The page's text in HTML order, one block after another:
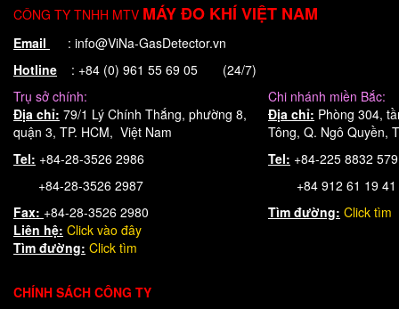
CÔNG TY TNHH MTV MÁY ĐO KHÍ VIỆT NAM
Email
: info@ViNa-GasDetector.vn
Hotline : +84 (0) 961 55 69 05 (24/7)
Trụ sở chính:
Chi nhánh miền Bắc:
Địa chỉ: 79/1 Lý Chính Thắng, phường 8,
quận 3, TP. HCM, Việt Nam
Địa chỉ: Phòng 304,
Tông, Q. Ngô Quyền,
Tel: +84-28-3526 2986
+84-28-3526 2987
Tel: +84-225 8832
+84 912 61 19 41
Fax: +84-28-3526 2980 Tìm đường: Click tìm
Liên hệ: Click vào đây
Tìm đường: Click tìm
CHÍNH SÁCH CÔNG TY